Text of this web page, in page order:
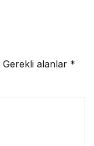
Gerekli alanlar *